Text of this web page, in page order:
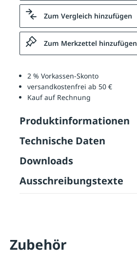
Zum Vergleich hinzufügen
Zum Merkzettel hinzufügen
2 % Vorkassen-Skonto
versandkostenfrei ab 50 €
Kauf auf Rechnung
Produktinformationen
Technische Daten
Downloads
Ausschreibungstexte
Zubehör